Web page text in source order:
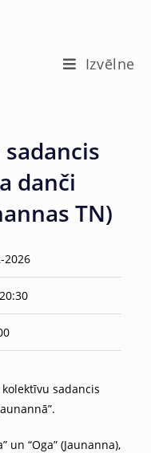
Izvēlne
danči
TN)
2026
sadancis
un “Oga” (Jaunanna),